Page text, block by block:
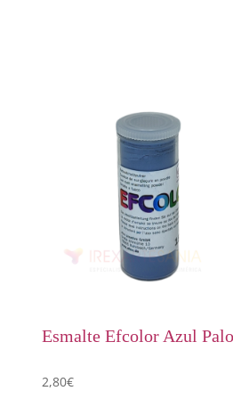
Esmalte Efcolor Azul
2,80€